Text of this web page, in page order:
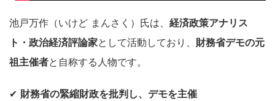
池戸万作（いけど まんさく）氏は、 経済政策アナリス
ト・政治経済評論家として活動しており、 財務省デモの元
祖主催者と自称する人物です。
✔ 財務省の緊縮財政を批判し、デモを主催